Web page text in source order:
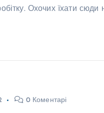
Охочих їхати
0 Коментарі